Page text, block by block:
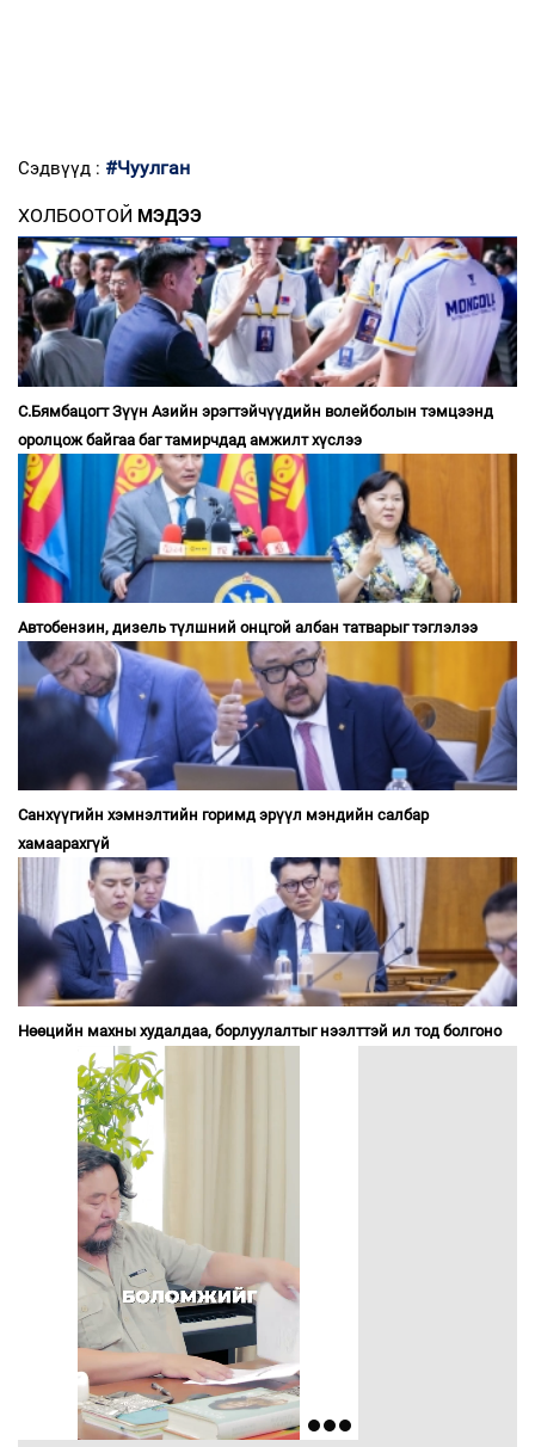
Сэдвүүд : #Чуулган
ХОЛБООТОЙ МЭДЭЭ
С.Бямбацогт Зүүн Азийн эрэгтэйчүүдийн волейболын тэмцээнд
оролцож байгаа баг тамирчдад амжилт хүслээ
Автобензин, дизель түлшний онцгой албан татварыг тэглэлээ
Санхүүгийн хэмнэлтийн горимд эрүүл мэндийн салбар
хамаарахгүй
Нөөцийн махны худалдаа, борлуулалтыг нээлттэй ил тод болгоно